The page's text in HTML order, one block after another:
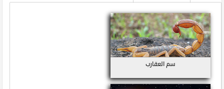
سم العقارب